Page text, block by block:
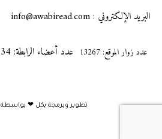
البريد الإلكتروني : info@awabiread.com
عدد زوار الموقع: 13267 عدد أعضاء الرابطة: 34
تطوير وبرمجة بكل ❤ بواسطة